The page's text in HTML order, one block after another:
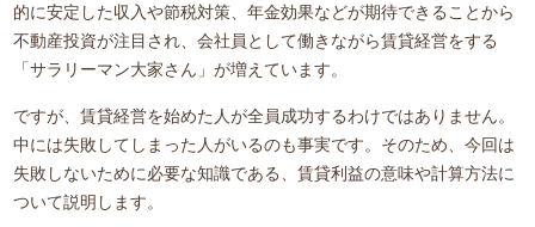
的に安定した収入や節税対策、年金効果などが期待できることから
不動産投資が注目され、会社員として働きながら賃貸経営をする
「サラリーマン大家さん」が増えています。
ですが、賃貸経営を始めた人が全員成功するわけではありません。
中には失敗してしまった人がいるのも事実です。そのため、今回は
失敗しないために必要な知識である、賃貸利益の意味や計算方法に
ついて説明します。